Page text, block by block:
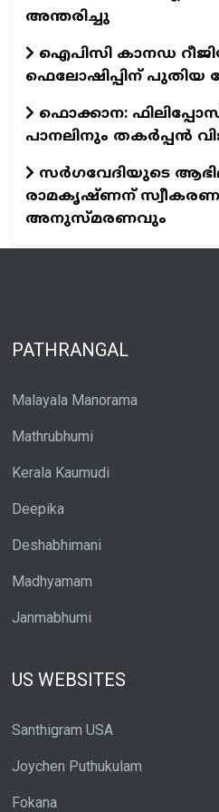
അന്തരിച്ചു
ഐപിസി കാനഡ
ഫെലോഷിപ്പിന് പുതിയ
ഫൊക്കാന: ഫിലിപ്പോസ്
പാനലിനും തകർപ്പൻ
സർഗവേദിയുടെ
രാമകൃഷ്ണന്
അനുസ്മരണവും
PATHRANGAL
Malayala Manorama
Mathrubhumi
Kerala Kaumudi
Deepika
Deshabhimani
Madhyamam
Janmabhumi
US WEBSITES
Santhigram USA
Joychen Puthukulam
Fokana